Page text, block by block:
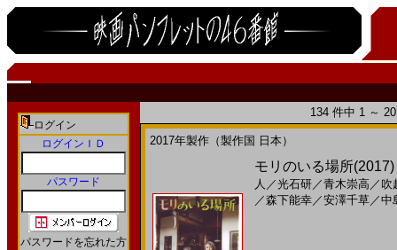
ログイン
ログインＩＤ
パスワード
パスワードを忘れた方
134 件中 1 ～
2017年製作（製作国 日本）
モリのいる場所
人 ／光石研／青木崇高／ 吹
／森下能幸／安澤千草／中